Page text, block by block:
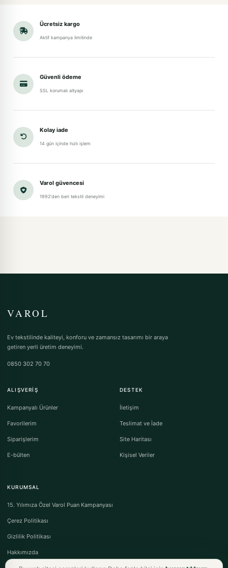
Ücretsiz kargo
Aktif kampanya limitinde
Güvenli ödeme
SSL korumalı altyapı
Kolay iade
14 gün içinde hızlı işlem
Varol güvencesi
1992'den beri tekstil deneyimi
VAROL
Ev tekstilinde kaliteyi, konforu ve zamansız tasarımı bir araya
getiren yerli üretim deneyimi.
0850 302 70 70
ALIŞVERIŞ
Kampanyalı Ürünler
Favorilerim
Siparişlerim
E-bülten
DESTEK
İletişim
Teslimat ve İade
Site Haritası
Kişisel Veriler
KURUMSAL
15. Yılımıza Özel Varol Puan Kampanyası
Çerez Politikası
Gizlilik Politikası
Hakkımızda